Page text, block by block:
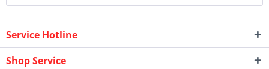
Service Hotline
Shop Service